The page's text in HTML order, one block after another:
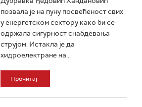
позвала је на пуну посвећеност свих
у енергетском сектору како би се
одржала сигурност снабдевања
струјом. Истакла је да
хидроелектране на...
Прочитај